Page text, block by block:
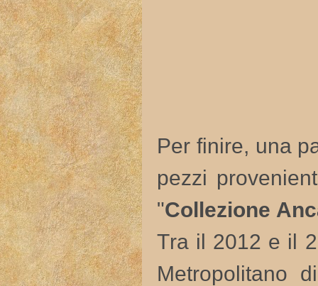
Per finire, una
pezzi
"Collezione
Tra il 2012 e il
Metropolitano